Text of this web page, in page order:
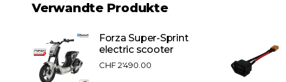
Verwandte Produkte
Forza Super-Sprint
electric scooter
CHF2'490.00